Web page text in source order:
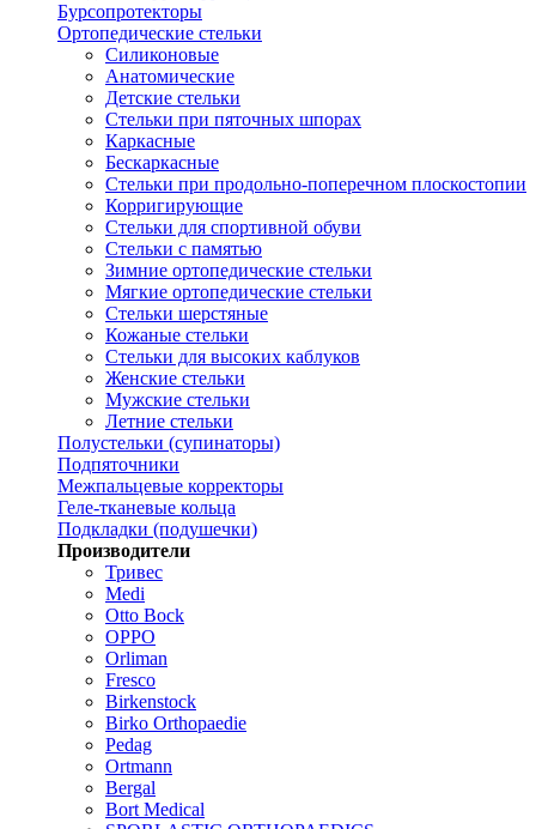
Бурсопротекторы
Ортопедические стельки
Силиконовые
Анатомические
Детские стельки
Стельки при пяточных шпорах
Каркасные
Бескаркасные
Стельки при продольно-поперечном плоскостопии
Корригирующие
Стельки для спортивной обуви
Стельки с памятью
Зимние ортопедические стельки
Мягкие ортопедические стельки
Стельки шерстяные
Кожаные стельки
Стельки для высоких каблуков
Женские стельки
Мужские стельки
Летние стельки
Полустельки (супинаторы)
Подпяточники
Межпальцевые корректоры
Геле-тканевые кольца
Подкладки (подушечки)
Производители
Тривес
Medi
Otto Bock
OPPO
Orliman
Fresco
Birkenstock
Birko Orthopaedie
Pedag
Ortmann
Bergal
Bort Medical